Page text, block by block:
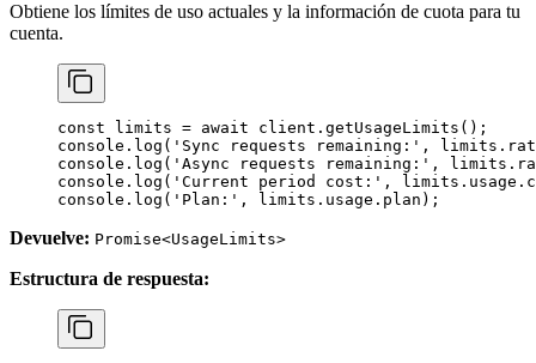
Obtiene los límites de uso actuales y la información de cuota para tu
cuenta.
const limits = await client. getUsageLimits ();
console. log ( 'Sync requests remaining:' ,
console. log ( 'Async requests remaining:' ,
console. log ( 'Current period cost:' ,
console. log ( 'Plan:' , limits.usage.plan);
Devuelve: Promise<UsageLimits>
Estructura de respuesta: